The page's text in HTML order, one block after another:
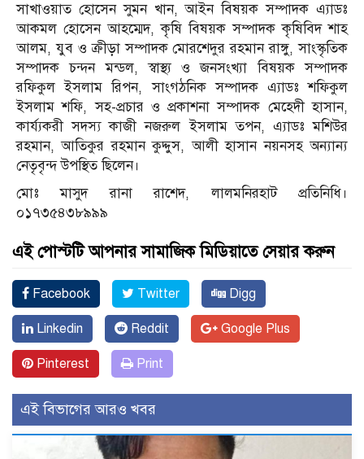
সাখাওয়াত হোসেন সুমন খান, আইন বিষয়ক সম্পাদক এ্যাডঃ
আকমল হোসেন আহম্মেদ, কৃষি বিষয়ক সম্পাদক কৃষিবিদ শাহ
আলম, যুব ও ক্রীড়া সম্পাদক মোরশেদুর রহমান রাঙ্গু, সাংস্কৃতিক
সম্পাদক চন্দন মন্ডল, স্বাস্থ্য ও জনসংখ্যা বিষয়ক সম্পাদক
রফিকুল ইসলাম রিপন, সাংগঠনিক সম্পাদক এ্যাডঃ শফিকুল
ইসলাম শফি, সহ-প্রচার ও প্রকাশনা সম্পাদক মেহেদী হাসান,
কার্য্যকরী সদস্য কাজী নজরুল ইসলাম তপন, এ্যাডঃ মশিউর
রহমান, আতিকুর রহমান কুদ্দুস, আলী হাসান নয়নসহ অন্যান্য
নেতৃবৃন্দ উপস্থিত ছিলেন।
মোঃ মাসুদ রানা রাশেদ, লালমনিরহাট প্রতিনিধি।
০১৭৩৫৪৩৮৯৯৯
এই পোস্টটি আপনার সামাজিক মিডিয়াতে সেয়ার করুন
Facebook Twitter Digg
Linkedin Reddit Google Plus
Pinterest Print
এই বিভাগের আরও খবর